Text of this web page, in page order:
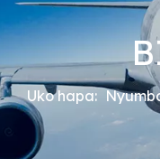
Uko hapa: